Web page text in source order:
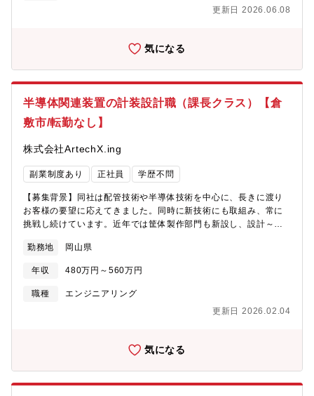
更新日 2026.06.08
気になる
半導体関連装置の計装設計職（課長クラス）【倉
敷市/転勤なし】
株式会社ArtechX.ing
副業制度あり 正社員 学歴不問
【募集背景】同社は配管技術や半導体技術を中心に、長きに渡り
お客様の要望に応えてきました。同時に新技術にも取組み、常に
挑戦し続けています。近年では筐体製作部門も新設し、設計～製
の受注、対応が可能となっており、会社が大きくなるに連れて採
用人数も増え裾野は広がりつつあります。ただし顧客が求めるこ
とに対応していくためには、技術承継の問題も見据えリーダー的
な人材が必要です。【職務内容】半導体工場向けの薬液供給装
管図・サポート図）を機械設計が描いた図面を基にシーケンサ
いただきます。設計職として製造現場作業者や発注者との打合
せ、半導体工場への出張等による現物確認等も場合によってあり
ます。 《具体的な業務内容》液晶半導体関連設備、他各種工事
において、客先の希望に基づき、フローシートの作成、電気機
勤務地 岡山県
年収 480万円～560万円
職種
エンジニアリング
更新日 2026.02.04
気になる